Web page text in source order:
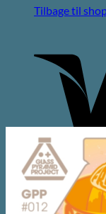
Tilbage til